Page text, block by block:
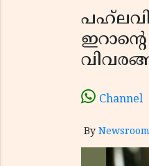
Channel
By